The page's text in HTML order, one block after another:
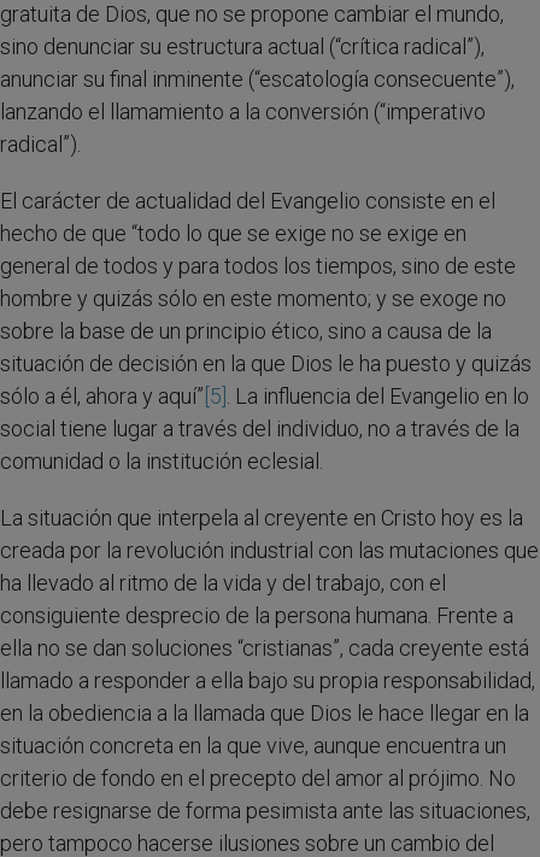
gratuita de Dios, que no se propone cambiar el mundo,
sino denunciar su estructura actual (“crítica radical”),
anunciar su final inminente (“escatología consecuente”),
lanzando el llamamiento a la conversión (“imperativo
radical”).
El carácter de actualidad del Evangelio consiste en el
hecho de que “todo lo que se exige no se exige en
general de todos y para todos los tiempos, sino de este
hombre y quizás sólo en este momento; y se exoge no
sobre la base de un principio ético, sino a causa de la
situación de decisión en la que Dios le ha puesto y quizás
sólo a él, ahora y aquí” [5]
. La influencia del Evangelio en lo
social tiene lugar a través del individuo, no a través de la
comunidad o la institución eclesial.
La situación que interpela al creyente en Cristo hoy es la
creada por la revolución industrial con las mutaciones que
ha llevado al ritmo de la vida y del trabajo, con el
consiguiente desprecio de la persona humana. Frente a
ella no se dan soluciones “cristianas”, cada creyente está
llamado a responder a ella bajo su propia responsabilidad,
en la obediencia a la llamada que Dios le hace llegar en la
situación concreta en la que vive, aunque encuentra un
criterio de fondo en el precepto del amor al prójimo. No
debe resignarse de forma pesimista ante las situaciones,
pero tampoco hacerse ilusiones sobre un cambio del